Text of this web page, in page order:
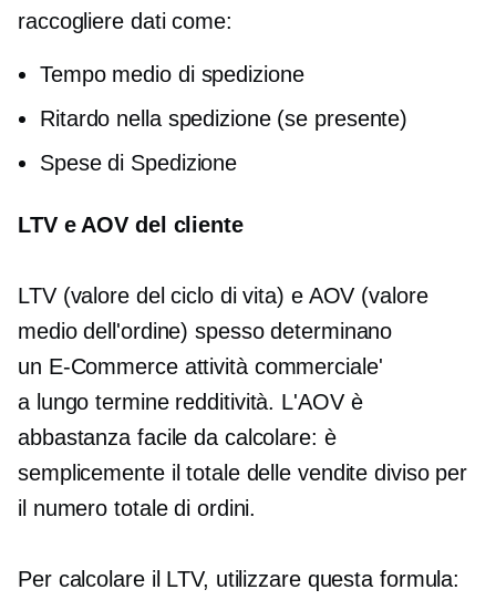
raccogliere dati come:
Tempo medio di spedizione
Ritardo nella spedizione (se presente)
Spese di Spedizione
LTV e AOV del cliente
LTV (valore del ciclo di vita) e AOV (valore
medio dell'ordine) spesso determinano
un E-Commerceattività commerciale'
a lungo termineredditività. L'AOV è
abbastanza facile da calcolare: è
semplicemente il totale delle vendite diviso per
il numero totale di ordini.
Per calcolare il LTV, utilizzare questa formula: